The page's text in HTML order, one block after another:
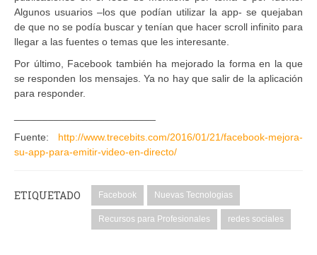
Algunos usuarios –los que podían utilizar la app- se quejaban
de que no se podía buscar y tenían que hacer scroll infinito para
llegar a las fuentes o temas que les interesante.
Por último, Facebook también ha mejorado la forma en la que
se responden los mensajes. Ya no hay que salir de la aplicación
para responder.
Fuente: http://www.trecebits.com/2016/01/21/facebook-mejora-
su-app-para-emitir-video-en-directo/
ETIQUETADO Facebook Nuevas Tecnologias
Recursos para Profesionales redes sociales